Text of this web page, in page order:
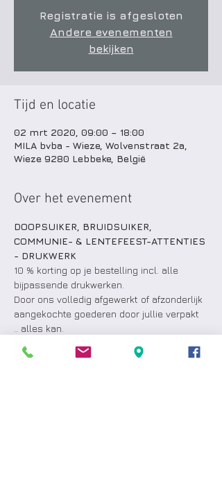
Registratie is afgesloten
Andere evenementen
bekijken
Tijd en locatie
02 mrt 2020, 09:00 – 18:00
MILA bvba - Wieze, Wolvenstraat 2a,
Wieze 9280 Lebbeke, België
Over het evenement
DOOPSUIKER, BRUIDSUIKER,
COMMUNIE- & LENTEFEEST-ATTENTIES
- DRUKWERK
10 % korting op je bestelling incl. alle
bijpassende drukwerken.
Door ons volledig afgewerkt of afzonderlijk
aangekochte goederen door jullie verpakt
.. alles kan.
aftrek korting): gratis slabbetje of mutsje